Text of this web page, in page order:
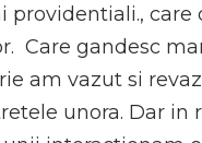
providentiali., care
Care gandesc
am vazut si
unora. Dar in